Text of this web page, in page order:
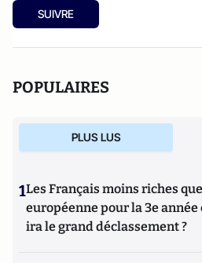
la recherche de la Faculté du
intervient également à l'Université
des impacts économiques, sociaux
principalement sur le secteur de
créatives et culturelles,
industries de réseau
SUIVRE
POPULAIRES
PLUS LUS
1Les Français moins riches
européenne pour la 3e
ira le grand déclassement ?